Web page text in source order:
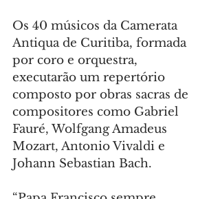
Os 40 músicos da Camerata
Antiqua de Curitiba, formada
por coro e orquestra,
executarão um repertório
composto por obras sacras de
compositores como Gabriel
Fauré, Wolfgang Amadeus
Mozart, Antonio Vivaldi e
Johann Sebastian Bach.